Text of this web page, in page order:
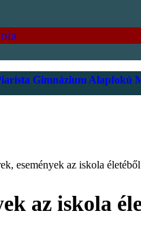
Gimnázium Alapfokú
események az iskola életéből
az iskola